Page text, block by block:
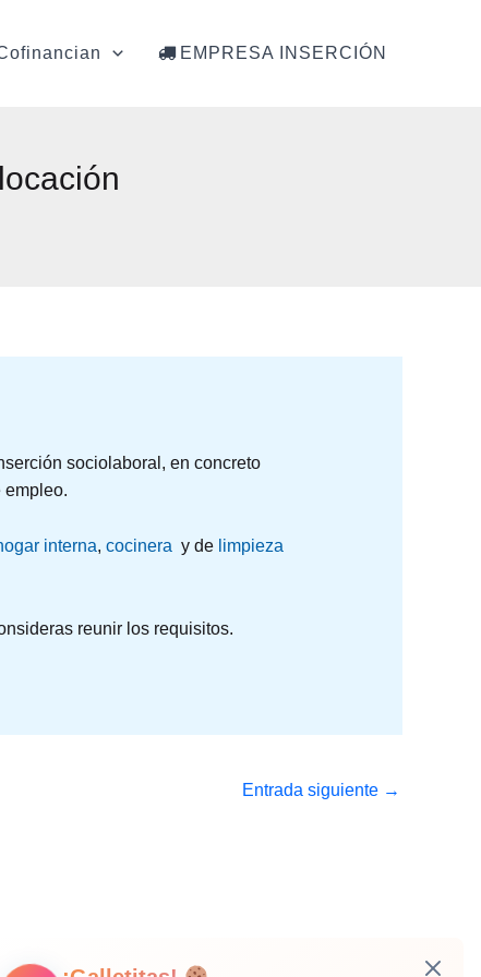
EMPRESA INSERCIÓN
sociolaboral, en concreto
empleo.
interna, cocinera y delimpieza
reunir los requisitos.
Entrada siguiente →